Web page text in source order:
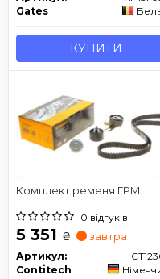
Gates
КУПИТИ
Комплект ременя ГРМ
0 відгуків
5 351 ₴ завтра
Артикул:
Contitech